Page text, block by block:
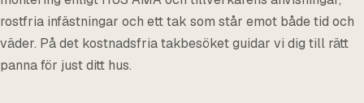
rostfria infästningar och ett tak som står emot både tid och
väder. På det kostnadsfria takbesöket guidar vi dig till rätt
panna för just ditt hus.